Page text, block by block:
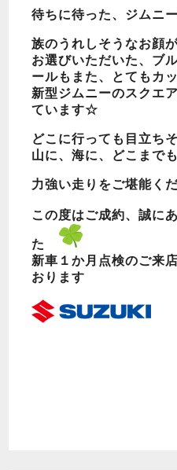
待ちに待った、ジムニ
族のうれしそうなお顔
お選びいただいた、ブ
ールもまた、とてもカッ
新型ジムニーのスクエ
ています☆
どこに行っても目立ち
山に、海に、どこまで
力強い走りをご堪能く
この度はご成約、誠に
た
新車１か月点検のご来
おります